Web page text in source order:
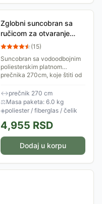
Zglobni suncobran sa
ručicom za otvaranje
2.7m Bež(15)
Suncobran sa vodoodbojnim
poliesterskim platnom
prečnika 270cm, koje štiti od
Suncobran ima nagibnu
funkciju, ručicu za...
↔prečnik 270 cm
⚖Masa paketa: 6.0 kg
◈poliester / fiberglas / čelik
4,955 RSD
Dodaj u korpu